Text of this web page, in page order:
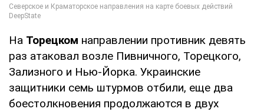
На Торецком направлении противник девять
раз атаковал возле Пивничного, Торецкого,
Зализного и Нью-Йорка. Украинские
защитники семь штурмов отбили, еще два
боестолкновения продолжаются в двух